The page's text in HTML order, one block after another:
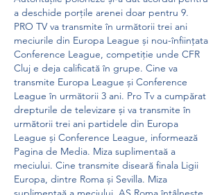
a deschide porțile arenei doar pentru 9.
PRO TV va transmite în următorii trei ani
meciurile din Europa League și nou-înființata
Conference League, competiție unde CFR
Cluj e deja calificată în grupe. Cine va
transmite Europa League și Conference
League în următorii 3 ani. Pro Tv a cumpărat
drepturile de televizare și va transmite în
următorii trei ani partidele din Europa
League și Conference League, informează
Pagina de Media. Miza suplimentaă a
meciului. Cine transmite diseară finala Ligii
Europa, dintre Roma și Sevilla. Miza